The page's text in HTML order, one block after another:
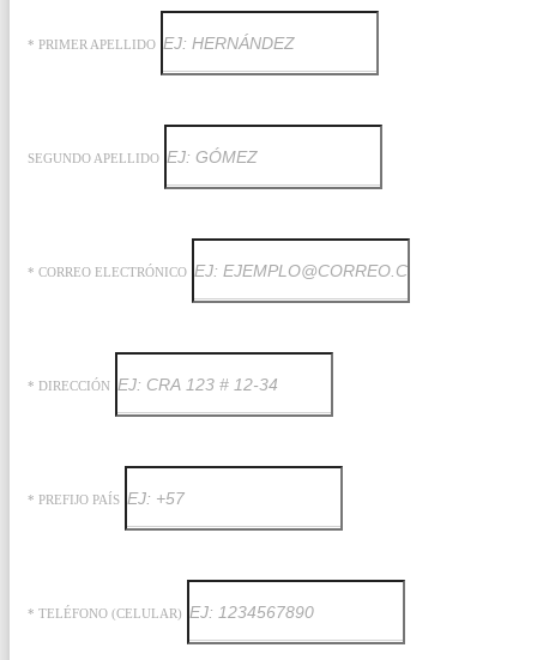
* PRIMER APELLIDO
SEGUNDO APELLIDO
* CORREO ELECTRÓNICO
* DIRECCIÓN
* PREFIJO PAÍS
* TELÉFONO (CELULAR)